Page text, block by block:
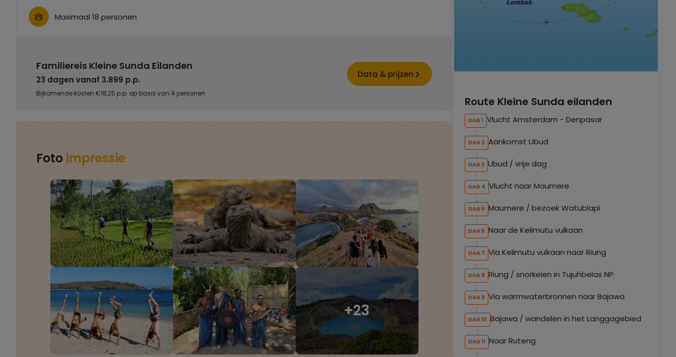
Maximaal 18 personen
Familiereis Kleine Sunda Eilanden
23 dagen vanaf 3.899 p.p.
Bijkomende kosten €18,25 p.p. op basis van 4 personen
Data & prijzen
Foto impressie
Route Kleine Sunda eilanden
DAG 1 Vlucht Amsterdam - Denpasar
DAG 2 Aankomst Ubud
DAG 3 Ubud / vrije dag
DAG 4 Vlucht naar Maumere
DAG 5 Maumere / bezoek Watublapi
DAG 6 Naar de Kelimutu vulkaan
DAG 7 Via Kelimutu vulkaan naar Riung
DAG 8 Riung / snorkelen in Tujuhbelas NP
DAG 9 Via warmwaterbronnen naar Bajawa
DAG 10 Bajawa / wandelen in het Langgagebied
DAG 11 Naar Ruteng